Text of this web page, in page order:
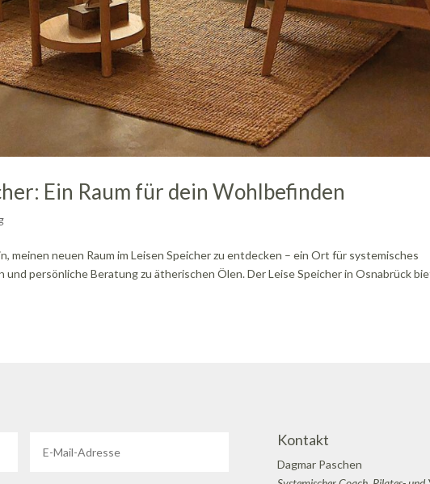
Ein Raum für dein Wohlbefinden
meinen neuen Raum im Leisen Speicher zu entdecken – ein Ort für systemisches
und persönliche Beratung zu ätherischen Ölen. Der Leise Speicher in Osnabrück
Kontakt
Dagmar Paschen